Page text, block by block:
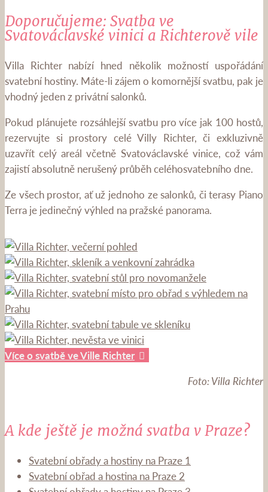
Doporučujeme: Svatba ve
Svatováclavské vinici a Richterově vile
Villa Richter nabízí hned několik možností uspořádání
svatební hostiny. Máte-li zájem o komornější svatbu, pak je
vhodný jeden z privátní salonků.
Pokud plánujete rozsáhlejší svatbu pro více jak 100 hostů,
rezervujte si prostory celé Villy Richter, či exkluzivně
uzavřít celý areál včetně Svatováclavské vinice, což vám
zajistí absolutně nerušený průběh celéhosvatebního dne.
Ze všech prostor, ať už jednoho ze salonků, či terasy Piano
Terra je jedinečný výhled na pražské panorama.
Více o svatbě ve Ville Richter
Foto: Villa Richter
A kde ještě je možná svatba v Praze?
Svatební obřady a hostiny na Praze 1
Svatební obřad a hostina na Praze 2